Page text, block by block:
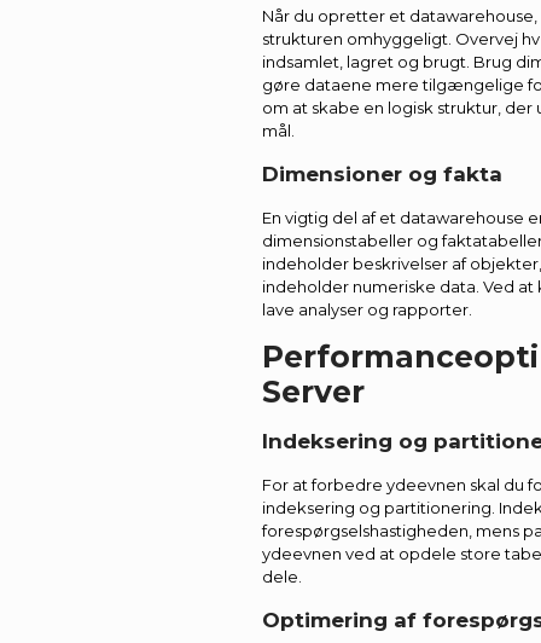
Når du opretter et
strukturen omhyggeligt. Overvej
indsamlet, lagret og brugt. Brug
gøre dataene mere tilgængelige
om at skabe en logisk struktur,
mål.
Dimensioner og fakta
En vigtig del af et datawarehouse
dimensionstabeller og
indeholder beskrivelser af
indeholder numeriske data. Ved
lave analyser og rapporter.
Server
Indeksering og
For at forbedre ydeevnen skal du
indeksering og partitionering.
forespørgselshastigheden, mens
ydeevnen ved at opdele store
dele.
Optimering af